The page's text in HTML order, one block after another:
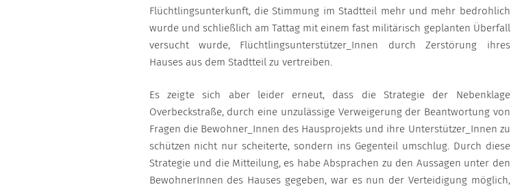
Flüchtlingsunterkunft, die Stimmung im Stadtteil mehr und mehr bedrohlich
wurde und schließlich am Tattag mit einem fast militärisch geplanten Überfall
versucht wurde, Flüchtlingsunterstützer_Innen durch Zerstörung ihres
Hauses aus dem Stadtteil zu vertreiben.
Es zeigte sich aber leider erneut, dass die Strategie der Nebenklage
Overbeckstraße, durch eine unzulässige Verweigerung der Beantwortung von
Fragen die Bewohner_Innen des Hausprojekts und ihre Unterstützer_Innen zu
schützen nicht nur scheiterte, sondern ins Gegenteil umschlug. Durch diese
Strategie und die Mitteilung, es habe Absprachen zu den Aussagen unter den
BewohnerInnen des Hauses gegeben, war es nun der Verteidigung möglich,